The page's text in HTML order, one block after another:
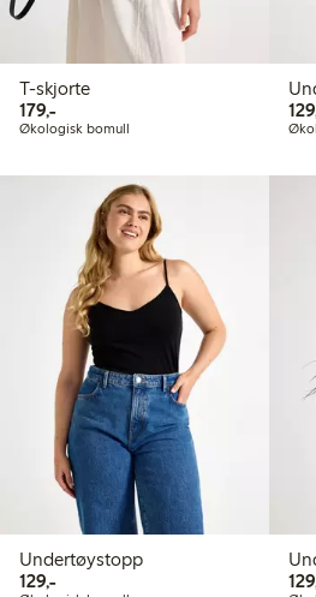
T-skjorte
179,-179,00 kr
Økologisk bomull
Undertøystopp
129,-129,00 kr